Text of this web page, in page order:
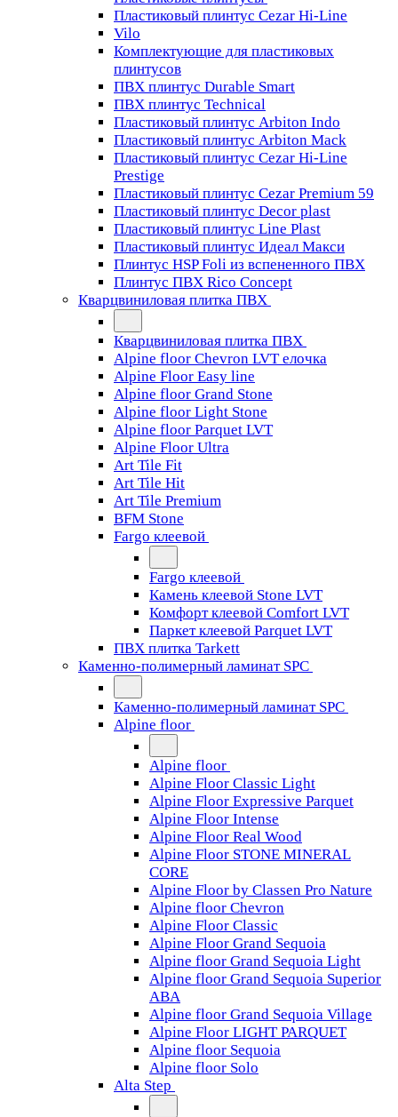
Пластиковый плинтус Cezar Hi-Line
Vilo
Комплектующие для пластиковых
плинтусов
ПВХ плинтус Durable Smart
ПВХ плинтус Technical
Пластиковый плинтус Arbiton Indo
Пластиковый плинтус Arbiton Mack
Пластиковый плинтус Cezar Hi-Line
Prestige
Пластиковый плинтус Cezar Premium 59
Пластиковый плинтус Decor plast
Пластиковый плинтус Line Plast
Пластиковый плинтус Идеал Макси
Плинтус HSP Foli из вспененного ПВХ
Плинтус ПВХ Rico Concept
Кварцвиниловая плитка ПВХ
Кварцвиниловая плитка ПВХ
Alpine floor Chevron LVT елочка
Alpine Floor Easy line
Alpine floor Grand Stone
Alpine floor Light Stone
Alpine floor Parquet LVT
Alpine Floor Ultra
Art Tile Fit
Art Tile Hit
Art Tile Premium
BFM Stone
Fargo клеевой
Fargo клеевой
Камень клеевой Stone LVT
Комфорт клеевой Comfort LVT
Паркет клеевой Parquet LVT
ПВХ плитка Tarkett
Каменно-полимерный ламинат SPC
Каменно-полимерный ламинат SPC
Alpine floor
Alpine floor
Alpine Floor Classic Light
Alpine Floor Expressive Parquet
Alpine Floor Intense
Alpine Floor Real Wood
Alpine Floor STONE MINERAL
CORE
Alpine Floor by Classen Pro Nature
Alpine floor Chevron
Alpine Floor Classic
Alpine Floor Grand Sequoia
Alpine floor Grand Sequoia Light
Alpine floor Grand Sequoia Superior
ABA
Alpine floor Grand Sequoia Village
Alpine Floor LIGHT PARQUET
Alpine floor Sequoia
Alpine floor Solo
Alta Step